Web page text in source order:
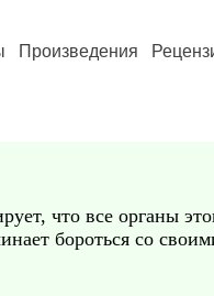
Произведения
что все органы
бороться со